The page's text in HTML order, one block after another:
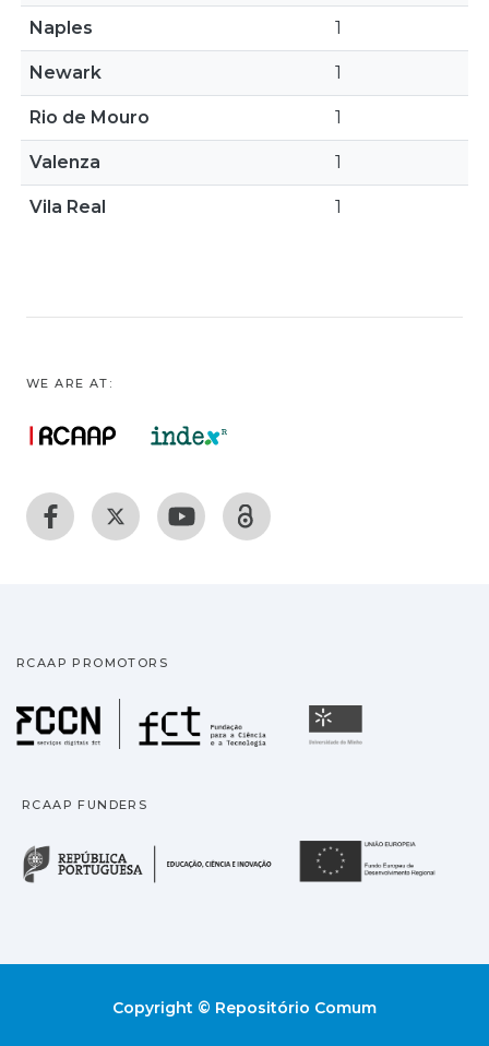
Naples 1
Newark 1
Rio de Mouro 1
Valenza 1
Vila Real 1
WE ARE AT:
RCAAP PROMOTORS
Fundação para a
RCAAP FUNDERS
República Portuguesa
Copyright © Repositório Comum